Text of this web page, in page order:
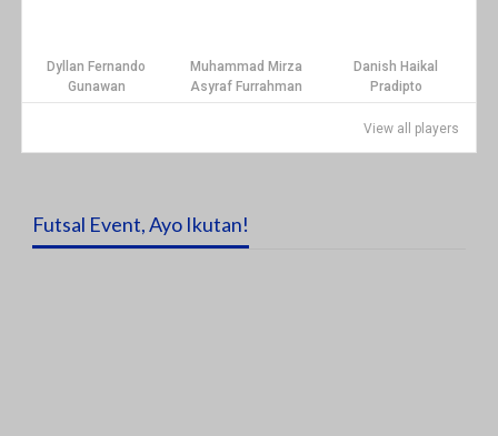
Dyllan Fernando
Gunawan
Muhammad Mirza
Asyraf Furrahman
Danish Haikal
Pradipto
View all players
Futsal Event, Ayo Ikutan!